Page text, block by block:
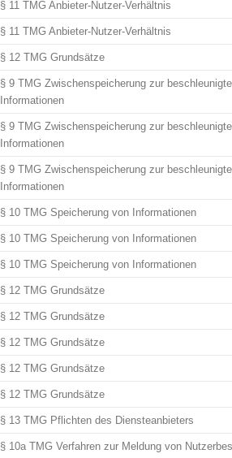
§ 11 TMG Anbieter-Nutzer-Verhältnis
§ 11 TMG Anbieter-Nutzer-Verhältnis
§ 12 TMG Grundsätze
§ 9 TMG Zwischenspeicherung zur
Informationen
§ 9 TMG Zwischenspeicherung zur
Informationen
§ 9 TMG Zwischenspeicherung zur
Informationen
§ 10 TMG Speicherung von Informationen
§ 10 TMG Speicherung von Informationen
§ 10 TMG Speicherung von Informationen
§ 12 TMG Grundsätze
§ 12 TMG Grundsätze
§ 12 TMG Grundsätze
§ 12 TMG Grundsätze
§ 12 TMG Grundsätze
§ 13 TMG Pflichten des Diensteanbieters
§ 10a TMG Verfahren zur Meldung von